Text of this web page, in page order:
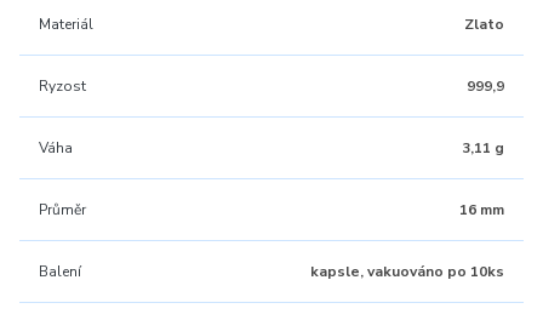
Materiál Zlato
Ryzost 999,9
Váha 3,11 g
Průměr 16 mm
Balení kapsle, vakuováno po 10ks